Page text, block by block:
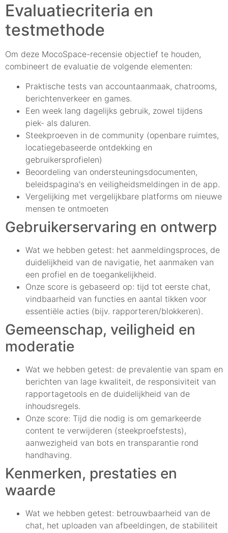
Evaluatiecriteria en
testmethode
Om deze MocoSpace-recensie objectief te houden,
combineert de evaluatie de volgende elementen:
Praktische tests van accountaanmaak, chatrooms,
berichtenverkeer en games.
Een week lang dagelijks gebruik, zowel tijdens
piek- als daluren.
Steekproeven in de community (openbare ruimtes,
locatiegebaseerde ontdekking en
gebruikersprofielen)
Beoordeling van ondersteuningsdocumenten,
beleidspagina's en veiligheidsmeldingen in de app.
Vergelijking met vergelijkbare platforms om nieuwe
mensen te ontmoeten
Gebruikerservaring en ontwerp
Wat we hebben getest: het aanmeldingsproces, de
duidelijkheid van de navigatie, het aanmaken van
een profiel en de toegankelijkheid.
Onze score is gebaseerd op: tijd tot eerste chat,
vindbaarheid van functies en aantal tikken voor
essentiële acties (bijv. rapporteren/blokkeren).
Gemeenschap, veiligheid en
moderatie
Wat we hebben getest: de prevalentie van spam en
berichten van lage kwaliteit, de responsiviteit van
rapportagetools en de duidelijkheid van de
inhoudsregels.
Onze score: Tijd die nodig is om gemarkeerde
content te verwijderen (steekproefstests),
aanwezigheid van bots en transparantie rond
handhaving.
Kenmerken, prestaties en
waarde
Wat we hebben getest: betrouwbaarheid van de
chat, het uploaden van afbeeldingen, de stabiliteit